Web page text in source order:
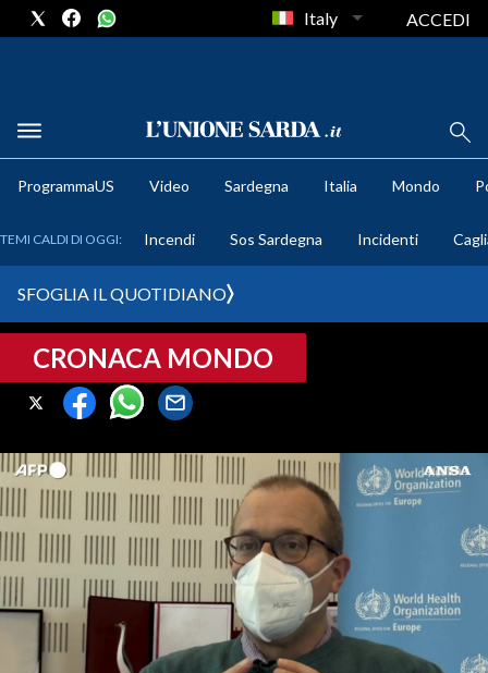
METEO
CRONACA SARDEGNA
CAGLIARI
SULCIS IGLESIENTE
MEDIO CAMPIDANO
ORISTANO E PROVINCIA
SASSARI E PROVINCIA
NUORO E PROVINCIA
OGLIASTRA
Italy ACCEDI
ProgrammaUS Video Sardegna Italia Mondo
TEMI CALDI DI OGGI: Incendi Sos Sardegna Incidenti
SFOGLIA IL QUOTIDIANO
CRONACA MONDO